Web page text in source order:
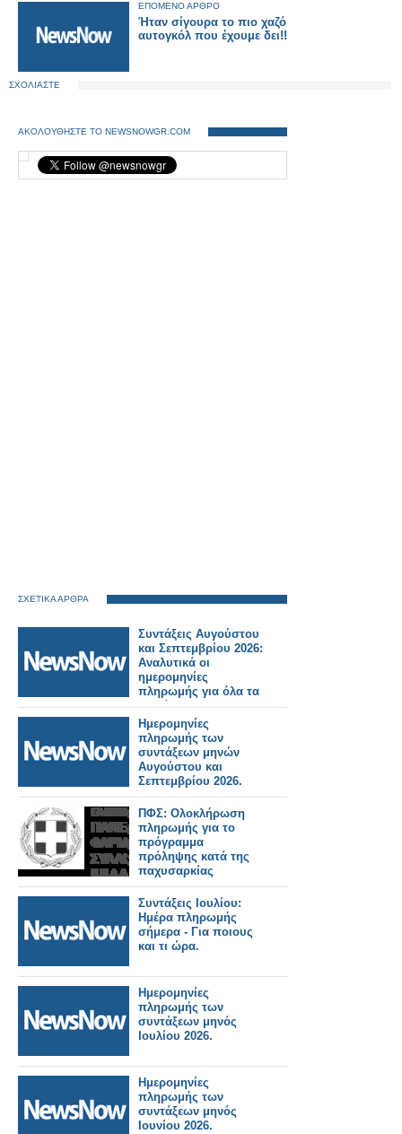
ΕΠΟΜΕΝΟ ΑΡΘΡΟ
Ήταν σίγουρα το πιο χαζό
αυτογκόλ που έχουμε δει!!
ΣΧΟΛΙΑΣΤΕ
ΑΚΟΛΟΥΘΗΣΤΕ ΤΟ NEWSNOWGR.COM
ΣΧΕΤΙΚΑ ΑΡΘΡΑ
Συντάξεις Αυγούστου
και Σεπτεμβρίου 2026:
Αναλυτικά οι
ημερομηνίες
πληρωμής για όλα τα
Ταμεία.
Ημερομηνίες
πληρωμής των
συντάξεων μηνών
Αυγούστου και
Σεπτεμβρίου 2026.
ΠΦΣ: Ολοκλήρωση
πληρωμής για το
πρόγραμμα
πρόληψης κατά της
παχυσαρκίας
Συντάξεις Ιουλίου:
Ημέρα πληρωμής
σήμερα - Για ποιους
και τι ώρα.
Ημερομηνίες
πληρωμής των
συντάξεων μηνός
Ιουλίου 2026.
Ημερομηνίες
πληρωμής των
συντάξεων μηνός
Ιουνίου 2026.